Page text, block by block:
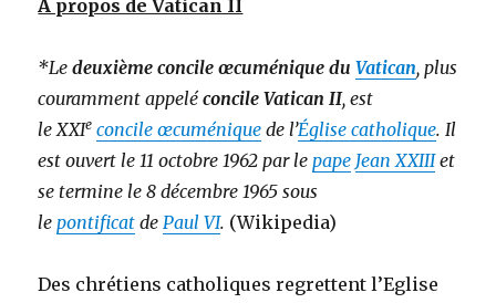
A propos de Vatican II
*Ledeuxième concile œcuménique duVatican, plus
couramment appeléconcile Vatican II, est
le XXIe concile œcuménique de l’Église catholique. Il
est ouvert le 11 octobre 1962 par lepape Jean XXIIIet
se termine le 8 décembre 1965 sous
lepontificat dePaul VI. (Wikipedia)
Des chrétiens catholiques regrettent l’Eglise